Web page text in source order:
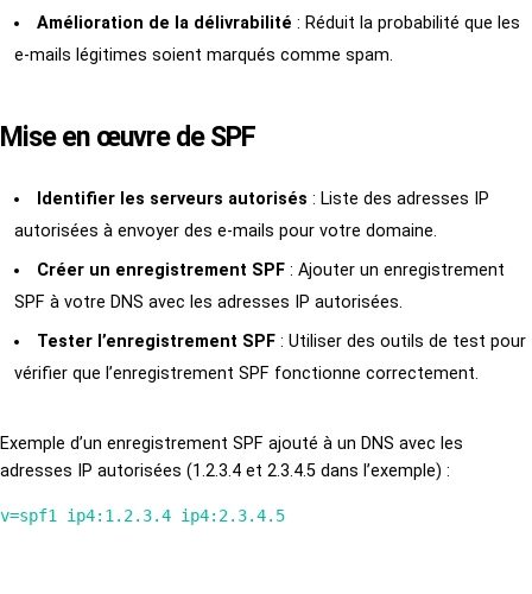
Amélioration de la délivrabilité : Réduit la probabilité que les
e-mails légitimes soient marqués comme spam.
Mise en œuvre de SPF
Identifier les serveurs autorisés : Liste des adresses IP
autorisées à envoyer des e-mails pour votre domaine.
Créer un enregistrement SPF : Ajouter un enregistrement
SPF à votre DNS avec les adresses IP autorisées.
Tester l’enregistrement SPF : Utiliser des outils de test pour
vérifier que l’enregistrement SPF fonctionne correctement.
Exemple d’un enregistrement SPF ajouté à un DNS avec les
adresses IP autorisées (1.2.3.4 et 2.3.4.5 dans l’exemple) :
v=spf1 ip4:1.2.3.4 ip4:2.3.4.5